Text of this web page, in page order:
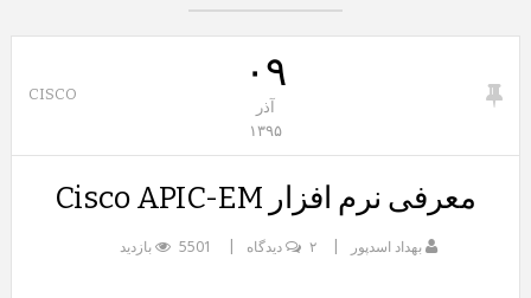
۰۹
آذر
۱۳۹۵
CISCO
معرفی نرم افزار Cisco APIC-EM
بهداد اسدپور ۲ دیدگاه 5501 بازدید